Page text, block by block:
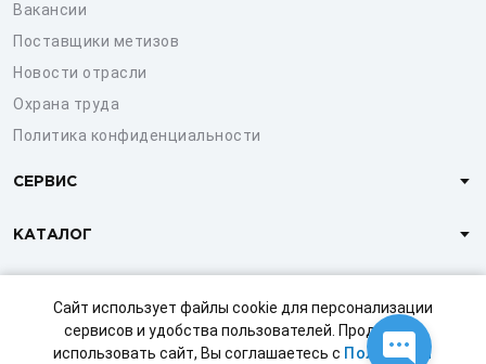
Сайт использует файлы cookie для персонализации
сервисов и удобства пользователей. Продолжая
использовать сайт, Вы соглашаетесь с Политикой
Вакансии
Поставщики метизов
Новости отрасли
Охрана труда
Политика конфиденциальности
СЕРВИС
КАТАЛОГ